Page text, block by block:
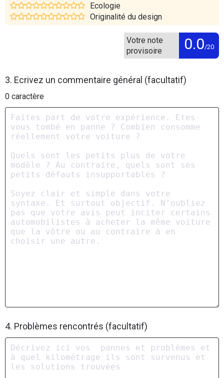
Ecologie
Originalité du design
Votre note
provisoire
0.0/20
3. Ecrivez un commentaire général (facultatif)
0 caractère
4. Problèmes rencontrés (facultatif)